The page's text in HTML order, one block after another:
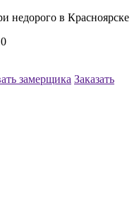
недорого в Красноярске
замерщика Заказать